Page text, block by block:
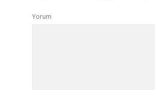
Yorum